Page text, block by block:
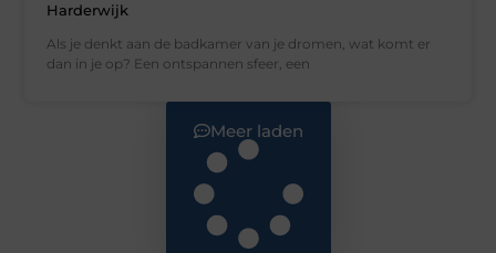
Harderwijk
Als je denkt aan de badkamer van je dromen, wat komt er
dan in je op? Een ontspannen sfeer, een
Meer laden